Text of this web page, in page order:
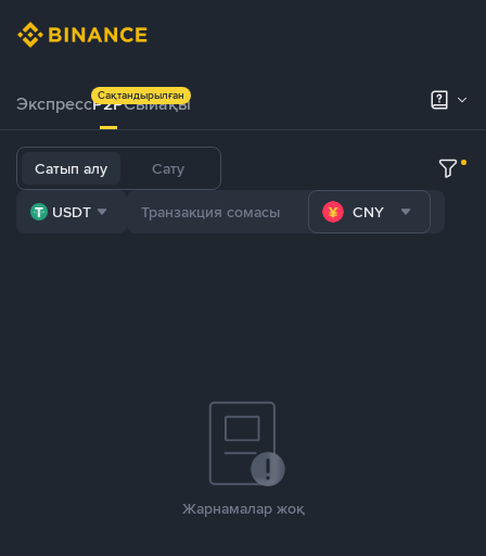
ЭкспрессP2PСыйақы
Сақтандырылған
Сатып алу Сату
USDT CNY
Жарнамалар жоқ